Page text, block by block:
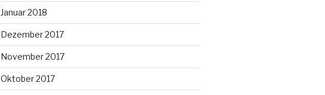
Januar 2018
Dezember 2017
November 2017
Oktober 2017